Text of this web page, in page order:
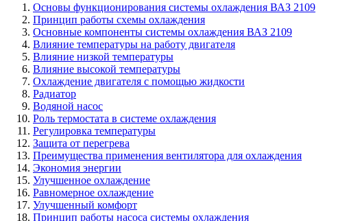
Основы функционирования системы охлаждения ВАЗ 2109
Принцип работы схемы охлаждения
Основные компоненты системы охлаждения ВАЗ 2109
Влияние температуры на работу двигателя
Влияние низкой температуры
Влияние высокой температуры
Охлаждение двигателя с помощью жидкости
Радиатор
Водяной насос
Роль термостата в системе охлаждения
Регулировка температуры
Защита от перегрева
Преимущества применения вентилятора для охлаждения
Экономия энергии
Улучшенное охлаждение
Равномерное охлаждение
Улучшенный комфорт
Принцип работы насоса системы охлаждения